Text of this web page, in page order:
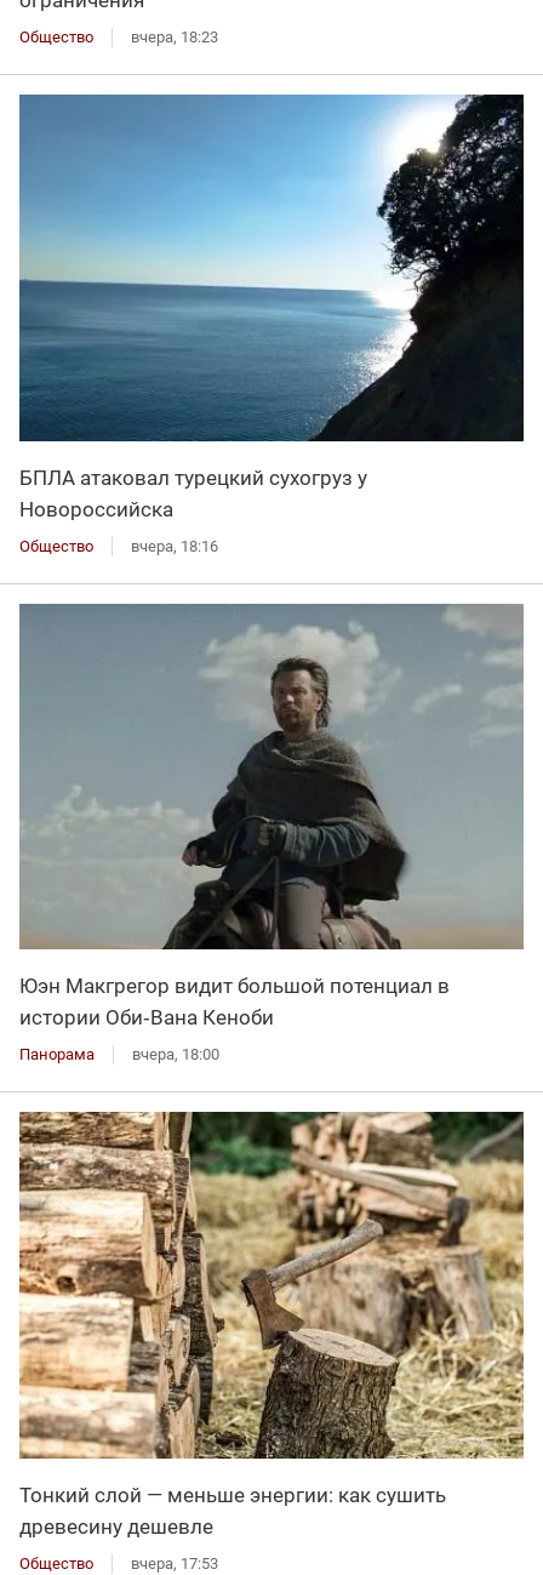
Общество вчера, 18:23
БПЛА атаковал турецкий сухогруз у
Новороссийска
Общество вчера, 18:16
Юэн Макгрегор видит большой потенциал в
истории Оби‑Вана Кеноби
Панорама вчера, 18:00
Тонкий слой — меньше энергии: как сушить
древесину дешевле
Общество вчера, 17:53